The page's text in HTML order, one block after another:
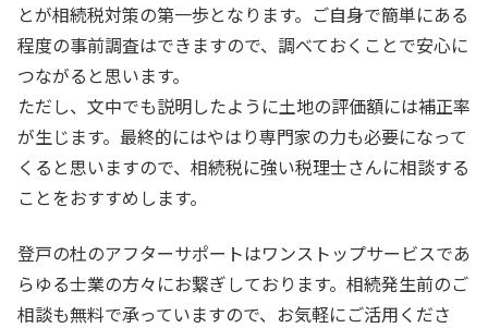
とが相続税対策の第一歩となります。ご自身で簡単にある
程度の事前調査はできますので、調べておくことで安心に
つながると思います。
ただし、文中でも説明したように土地の評価額には補正率
が生じます。最終的にはやはり専門家の力も必要になって
くると思いますので、相続税に強い税理士さんに相談する
ことをおすすめします。
登戸の杜のアフターサポートはワンストップサービスであ
らゆる士業の方々にお繋ぎしております。相続発生前のご
相談も無料で承っていますので、お気軽にご活用くださ